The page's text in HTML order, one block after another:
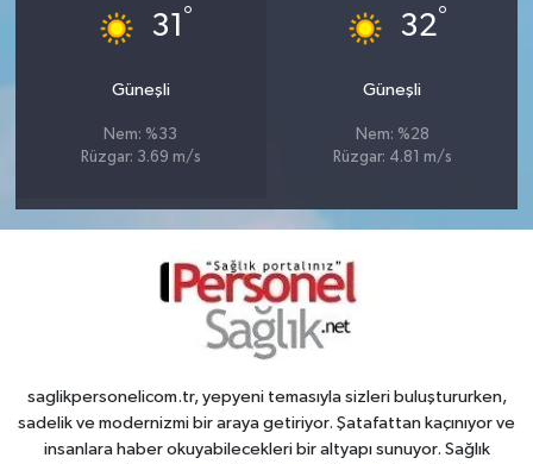
31 °
Güneşli
Nem: %33
Rüzgar: 3.69 m/s
32°
Güneşli
Nem: %28
Rüzgar: 4.81 m/s
saglikpersonelicom.tr, yepyeni temasıyla sizleri buluştururken,
sadelik ve modernizmi bir araya getiriyor. Şatafattan kaçınıyor ve
insanlara haber okuyabilecekleri bir altyapı sunuyor. Sağlık